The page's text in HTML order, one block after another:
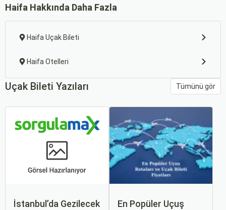
Haifa Hakkında Daha Fazla
Haifa Uçak Bileti
Haifa Otelleri
Uçak Bileti Yazıları Tümünü gör
İstanbul’da Gezilecek
En Popüler Uçuş